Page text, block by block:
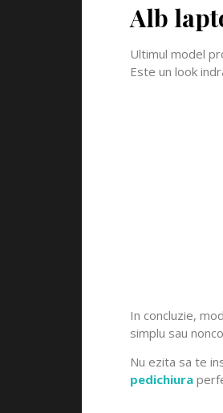
Alb
Ultimul model
Este un look
In concluzie,
simplu sau
Nu ezita sa te
pedichiura